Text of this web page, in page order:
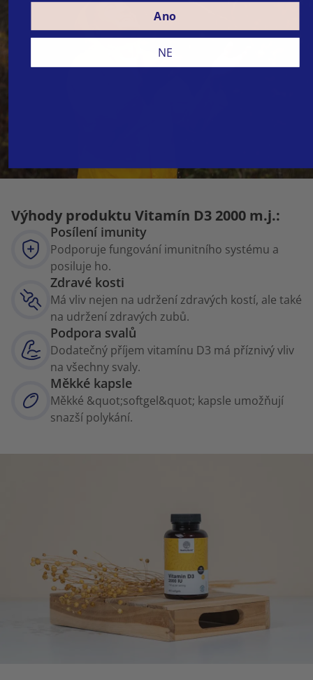
Výhody produktu Vitamín D3 2000 m.j.:
Posílení imunity
Podporuje fungování imunitního systému a
posiluje ho.
Zdravé kosti
Má vliv nejen na udržení zdravých kostí, ale také
na udržení zdravých zubů.
Podpora svalů
Dodatečný příjem vitamínu D3 má příznivý vliv
na všechny svaly.
Měkké kapsle
Měkké &quot;softgel&quot; kapsle umožňují
snazší polykání.
Ano
NE